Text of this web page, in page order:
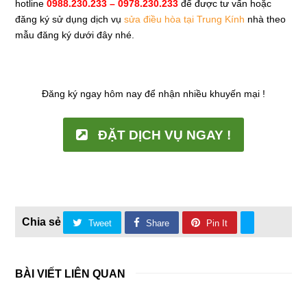
hotline0988.230.233 – 0978.230.233 để được tư vấn hoặc
đăng ký sử dụng dịch vụsửa điều hòa tại Trung Kính nhà theo
mẫu đăng ký dưới đây nhé.
Đăng ký ngay hôm nay để nhận nhiều khuyến mại !
ĐẶT DỊCH VỤ NGAY !
Tweet Share Pin It
BÀI VIẾT LIÊN QUAN